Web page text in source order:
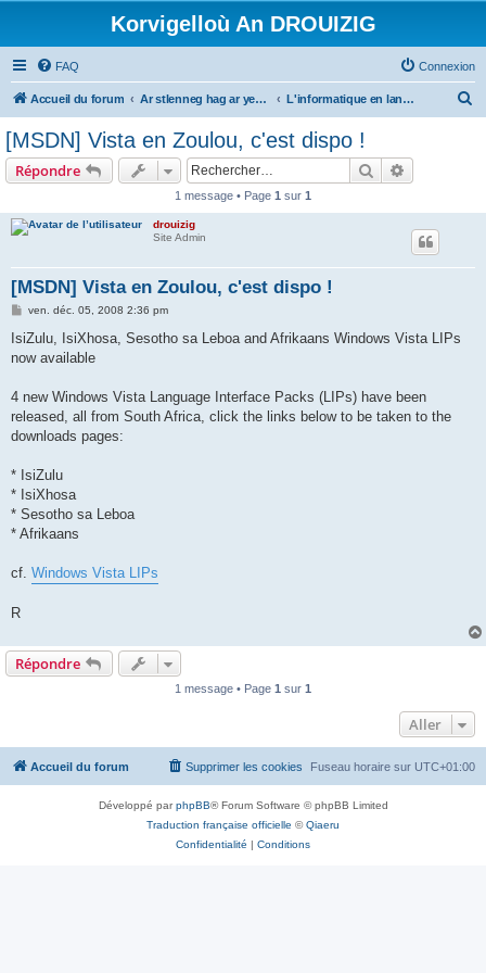
Korvigelloù An DROUIZIG
FAQ Connexion
Accueil du forum Ar stlenneg hag ar yezhoù bihan er bed a-bezh L'informatique en langues régionales et minoritaires
[MSDN] Vista en Zoulou, c'est dispo !
Répondre Rechercher
1 message • Page 1 sur 1
drouizig
Site Admin
[MSDN] Vista en Zoulou, c'est dispo !
M
s
a
ven. déc. 05, 2008 2:36 pm
IsiZulu, IsiXhosa, Sesotho sa Leboa and Afrikaans Windows Vista LIPs
now available
4 new Windows Vista Language Interface Packs (LIPs) have been
released, all from South Africa, click the links below to be taken to the
downloads pages:
* IsiZulu
* IsiXhosa
* Sesotho sa Leboa
* Afrikaans
cf. Windows Vista LIPs
R
Répondre
1 message • Page 1 sur 1
Aller
Accueil du forum Fuseau horaire sur UTC+01:00
Supprimer les cookies
Développé parphpBB® Forum Software © phpBB Limited
Traduction française officielle ©Qiaeru
Confidentialité | Conditions